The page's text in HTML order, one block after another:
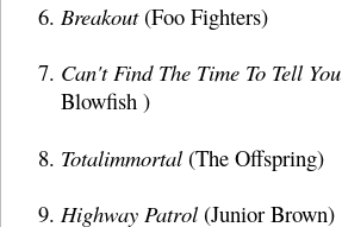
Breakout(Foo Fighters)
Can't Find The Time To Tell You
Blowfish )
Totalimmortal (The Offspring)
Highway Patrol (Junior Brown)